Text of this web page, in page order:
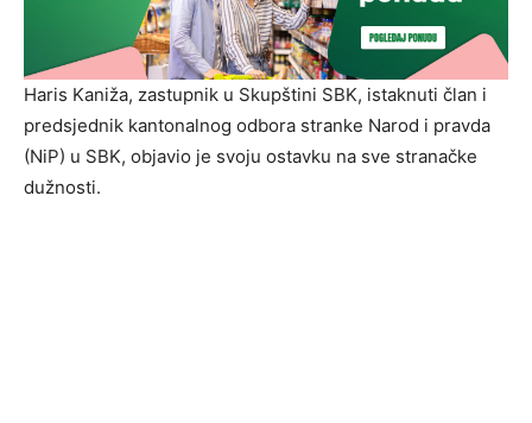
Haris Kaniža, zastupnik u Skupštini SBK, istaknuti član i
predsjednik kantonalnog odbora stranke Narod i pravda
(NiP) u SBK, objavio je svoju ostavku na sve stranačke
dužnosti.